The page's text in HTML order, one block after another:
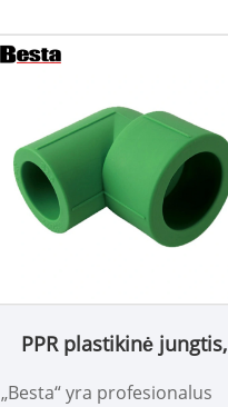
PPR plastikinė jungtis,
„Besta“ yra profesionalus